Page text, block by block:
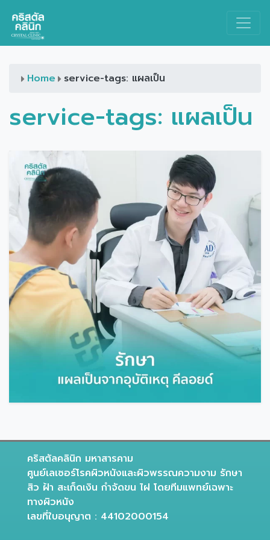
Main Navigation
Home service-tags: แผลเป็น
service-tags: แผลเป็น
คริสตัลคลินิก มหาสารคาม
ศูนย์เลเซอร์โรคผิวหนังและผิวพรรณความงาม รักษา
สิว ฝ้า สะเก็ดเงิน กำจัดขน ไฝ โดยทีมแพทย์เฉพาะ
ทางผิวหนัง
เลขที่ใบอนุญาต : 44102000154